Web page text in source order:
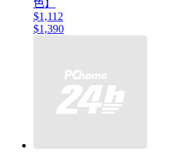
色】
$1,112
$1,390